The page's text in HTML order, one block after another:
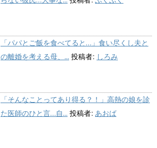
「パパとご飯を食べてると…」食い尽くし夫と
の離婚を考える母、... 投稿者: しろみ
「そんなことってあり得る？！」高熱の娘を診
た医師のひと言…自... 投稿者: あおば